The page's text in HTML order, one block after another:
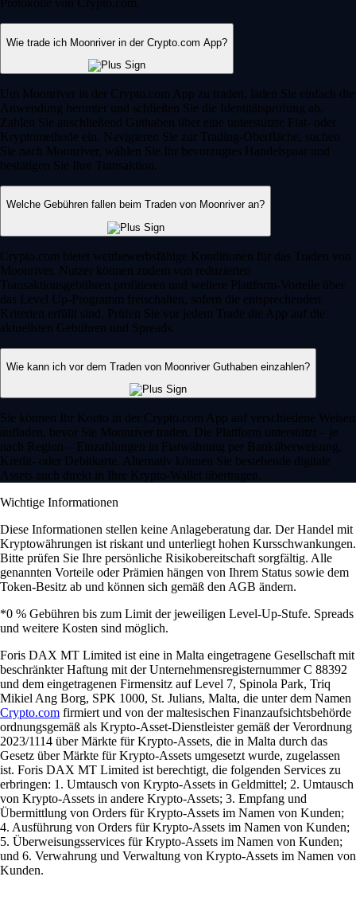
Protokolle von Crypto.com.
Wie trade ich Moonriver in der Crypto.com App?
Um Moonriver in der Crypto.com App zu traden, laden Sie einfach die
Anwendung herunter und schließen Sie die Identitätsprüfung ab.
Zahlen Sie anschließend Guthaben über eine unterstützte Fiat- oder
Kryptomethode ein. Navigieren Sie zur Trading-Oberfläche, suchen
Sie nach Moonriver, wählen Sie Ihr bevorzugtes Handelspaar und
bestätigen Sie Ihre Transaktion.
Welche Gebühren fallen beim Traden von Moonriver an?
Crypto.com bietet wettbewerbsfähige Konditionen für das Traden von
Moonriver. Nutzer können zudem von reduzierten
Transaktionsgebühren profitieren und weitere Plattform-Vorteile über
das Level Up-Programm freischalten, sofern die entsprechenden
Kriterien erfüllt sind. Prüfen Sie vor jedem Trade die App auf die
aktuellsten Gebühren und Spreads.
Wie kann ich vor dem Traden von Moonriver Guthaben einzahlen?
Sie können Ihr Konto in der Crypto.com App auf verschiedene Weisen
aufladen, bevor Sie Moonriver traden. Die Plattform unterstützt – je
nach Region – Einzahlungen in Fiatwährung per Banküberweisung,
Kredit- oder Debitkarte. Alternativ können Sie bestehende digitale
Assets auch direkt in Ihre Krypto-Wallet übertragen.
Wichtige Informationen
Diese Informationen stellen keine Anlageberatung dar. Der Handel mit
Kryptowährungen ist riskant und unterliegt hohen Kursschwankungen.
Bitte prüfen Sie Ihre persönliche Risikobereitschaft sorgfältig. Alle
genannten Vorteile oder Prämien hängen von Ihrem Status sowie dem
Token-Besitz ab und können sich gemäß den AGB ändern.
*0 % Gebühren bis zum Limit der jeweiligen Level-Up-Stufe. Spreads
und weitere Kosten sind möglich.
Foris DAX MT Limited ist eine in Malta eingetragene Gesellschaft mit
beschränkter Haftung mit der Unternehmensregisternummer C 88392
und dem eingetragenen Firmensitz auf Level 7, Spinola Park, Triq
Mikiel Ang Borg, SPK 1000, St. Julians, Malta, die unter dem Namen
Crypto.com firmiert und von der maltesischen Finanzaufsichtsbehörde
ordnungsgemäß als Krypto-Asset-Dienstleister gemäß der Verordnung
2023/1114 über Märkte für Krypto-Assets, die in Malta durch das
Gesetz über Märkte für Krypto-Assets umgesetzt wurde, zugelassen
ist. Foris DAX MT Limited ist berechtigt, die folgenden Services zu
erbringen: 1. Umtausch von Krypto-Assets in Geldmittel; 2. Umtausch
von Krypto-Assets in andere Krypto-Assets; 3. Empfang und
Übermittlung von Orders für Krypto-Assets im Namen von Kunden;
4. Ausführung von Orders für Krypto-Assets im Namen von Kunden;
5. Überweisungsservices für Krypto-Assets im Namen von Kunden;
und 6. Verwahrung und Verwaltung von Krypto-Assets im Namen von
Kunden.